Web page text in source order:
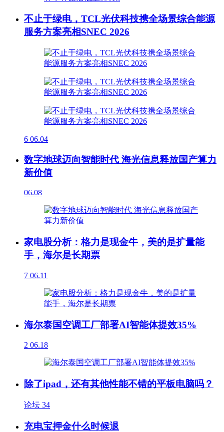
不止于绿电，TCL光伏科技携全场景综合能源
服务方案亮相SNEC 2026
6 06.04
数字地球迈向智能时代 海光信息释放国产算力
新价值
06.08
家电股分析：格力是现金牛，美的是扩量能
手，海尔是长期票
7 06.11
海尔泰国空调工厂部署AI智能体提效35%
2 06.18
除了ipad，还有其他性能不错的平板电脑吗？
论坛 34
充电宝押金什么时候退